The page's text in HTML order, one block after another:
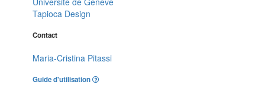
Tapioca Design
Contact
Maria-Cristina Pitassi
Guide d'utilisation